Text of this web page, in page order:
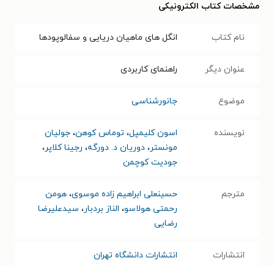
مشخصات کتاب الکترونیکی
نام کتاب انگل های ماهیان دریایی و سفالوپودها
عنوان دیگر راهنمای کاربردی
موضوع جانورشناسی
نویسنده اسون کلیمپل، توماس کوهن، جولیان
مونستر، دوریان د. دورگه، رجینا کلاپر،
جودیت کوچمن
مترجم حسینعلی ابراهیم زاده موسوی، هومن
رحمتی هولاسو، الناز بردبار، سیدعلیرضا
رضایی
انتشارات انتشارات دانشگاه تهران